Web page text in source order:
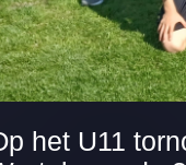
het U11